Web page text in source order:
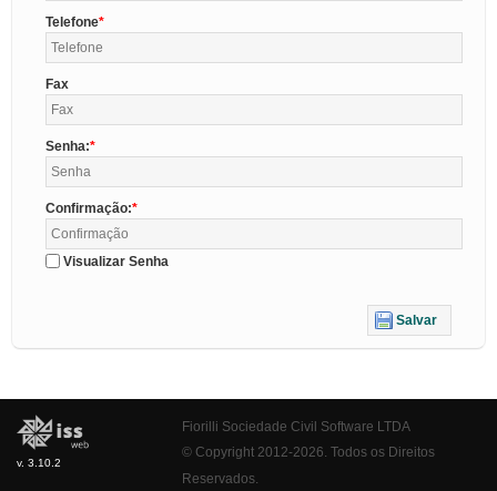
Telefone
Fax
Senha:
Confirmação:
Visualizar Senha
Salvar
v. 3.10.2
Fiorilli Sociedade Civil Software LTDA
© Copyright 2012-2026. Todos os Direitos
Reservados.